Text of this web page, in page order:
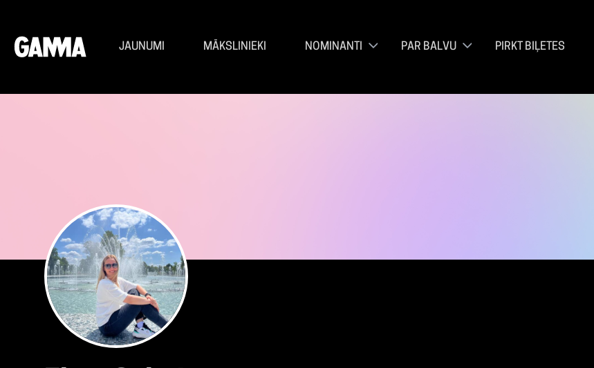
JAUNUMI MĀKSLINIEKI NOMINANTI PAR BALVU PIRKT BIĻETES